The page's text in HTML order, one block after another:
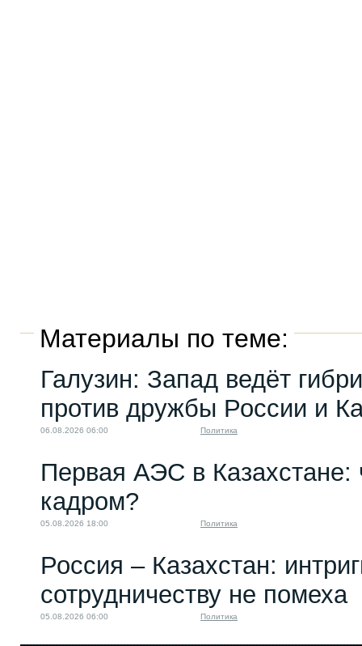
Материалы по теме:
Галузин: Запад ведёт
против дружбы России и
06.08.2026 06:00 Политика
Первая АЭС в Казахстане:
кадром?
05.08.2026 18:00 Политика
Россия – Казахстан:
сотрудничеству не помеха
05.08.2026 06:00 Политика